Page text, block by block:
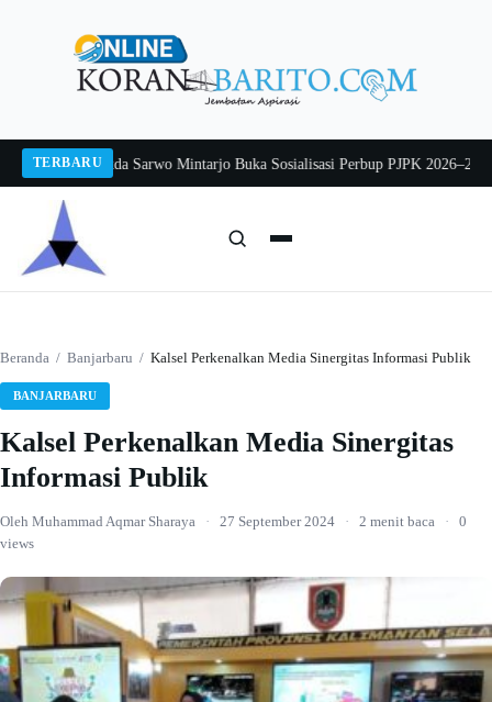
TERBARU
2026Pj Sekda Sarwo Mintarjo Buka Sosialisasi Perbup PJPK 2026–2030
Beranda / Banjarbaru / Kalsel Perkenalkan Media Sinergitas Informasi Publik
BANJARBARU
Kalsel Perkenalkan Media Sinergitas
Informasi Publik
Oleh Muhammad Aqmar Sharaya · 27 September 2024 · 2 menit baca ·
0
views